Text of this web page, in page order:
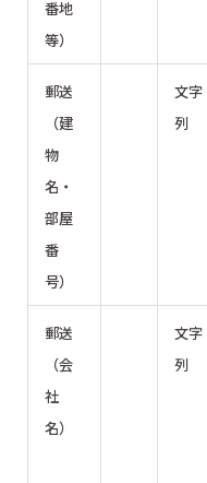
番地
等）
郵送
（建
物
名・
部屋
番
号）
文字
列
郵送
（会
社
名）
文字
列